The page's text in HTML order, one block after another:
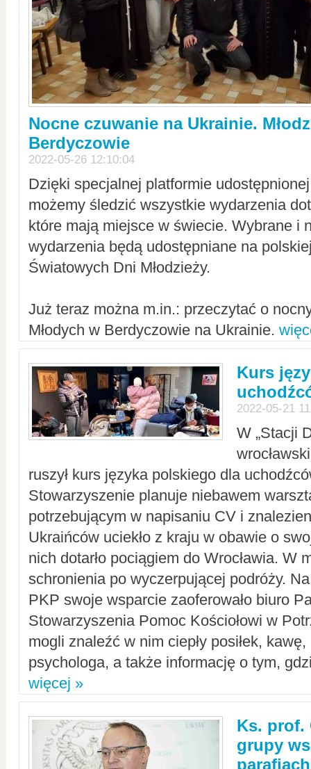
Nocne czuwanie na Ukrainie.
Berdyczowie
2022-05-26 12:10:04
Dzięki specjalnej platformie
możemy śledzić wszystkie wydarzenia
które mają miejsce w świecie. Wybrane i
wydarzenia będą udostępniane na
Światowych Dni Młodzieży.
Już teraz można m.in.: przeczytać o
Młodych w Berdyczowie na Ukrainie.
Kurs
2022-05-21
W „Stacji
ruszył kurs języka polskiego dla
Stowarzyszenie planuje niebawem
potrzebującym w napisaniu CV i
Ukraińców uciekło z kraju w obawie o
nich dotarło pociągiem do Wrocławia. W
schronienia po wyczerpującej podróży.
PKP swoje wsparcie zaoferowało biuro
Stowarzyszenia Pomoc Kościołowi w
mogli znaleźć w nim ciepły posiłek,
psychologa, a także informację o tym,
więcej »
Ks. prof.
grupy
parafiach